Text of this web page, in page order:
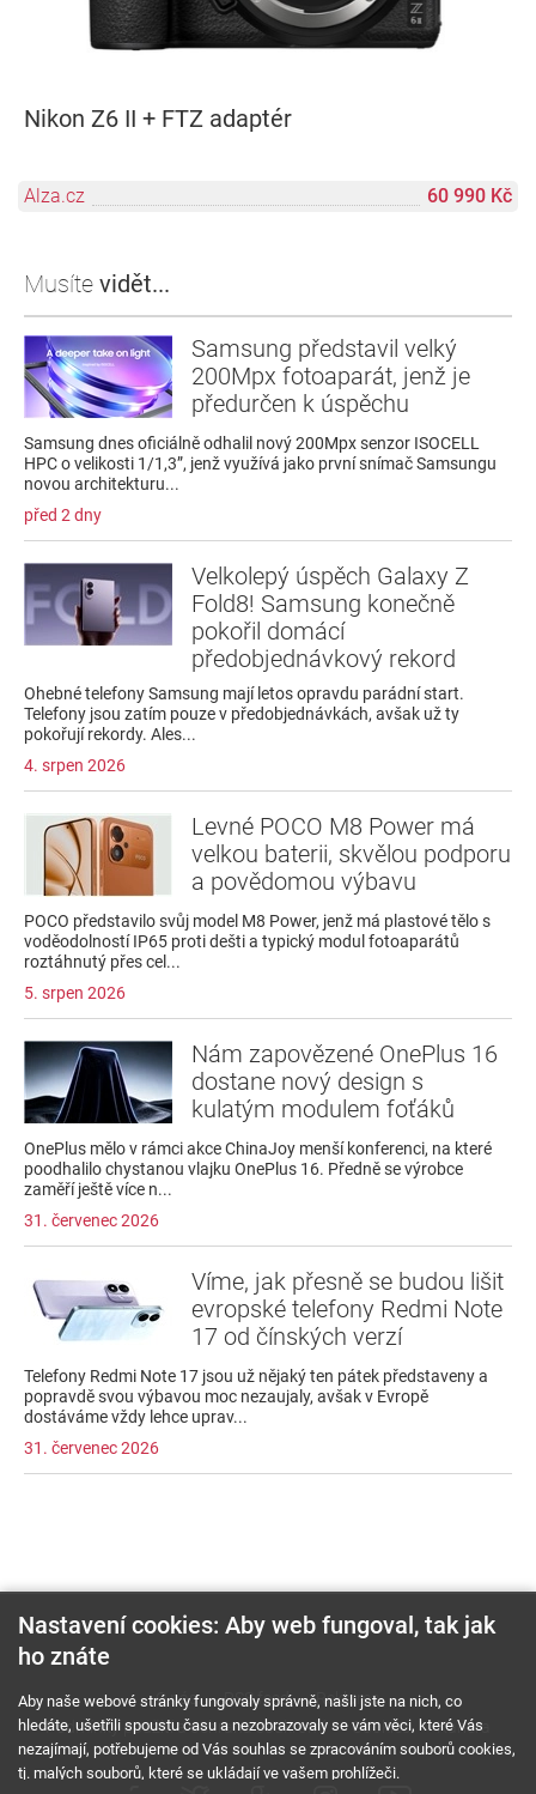
Nikon Z6 II + FTZ adaptér
Alza.cz 60 990 Kč
Musíte vidět...
Samsung představil velký
200Mpx fotoaparát, jenž je
předurčen k úspěchu
Samsung dnes oficiálně odhalil nový 200Mpx senzor ISOCELL
HPC o velikosti 1/1,3”, jenž využívá jako první snímač Samsungu
novou architekturu...
před 2 dny
Velkolepý úspěch Galaxy Z
Fold8! Samsung konečně
pokořil domácí
předobjednávkový rekord
Ohebné telefony Samsung mají letos opravdu parádní start.
Telefony jsou zatím pouze v předobjednávkách, avšak už ty
pokořují rekordy. Ales...
4. srpen 2026
Levné POCO M8 Power má
velkou baterii, skvělou podporu
a povědomou výbavu
POCO představilo svůj model M8 Power, jenž má plastové tělo s
voděodolností IP65 proti dešti a typický modul fotoaparátů
roztáhnutý přes cel...
5. srpen 2026
Nám zapovězené OnePlus 16
dostane nový design s
kulatým modulem foťáků
OnePlus mělo v rámci akce ChinaJoy menší konferenci, na které
poodhalilo chystanou vlajku OnePlus 16. Předně se výrobce
zaměří ještě více n...
31. červenec 2026
Víme, jak přesně se budou lišit
evropské telefony Redmi Note
17 od čínských verzí
Telefony Redmi Note 17 jsou už nějaký ten pátek představeny a
popravdě svou výbavou moc nezaujaly, avšak v Evropě
dostáváme vždy lehce uprav...
31. červenec 2026
O nás RSS feed
Reklama
Podmínky použití a ochrana soukromí
Cookies Kariéra
Nastavení cookies: Aby web fungoval, tak jak
ho znáte
Aby naše webové stránky fungovaly správně, našli jste na nich, co
hledáte, ušetřili spoustu času a nezobrazovaly se vám věci, které Vás
nezajímají, potřebujeme od Vás souhlas se zpracováním souborů cookies,
tj. malých souborů, které se ukládají ve vašem prohlížeči.